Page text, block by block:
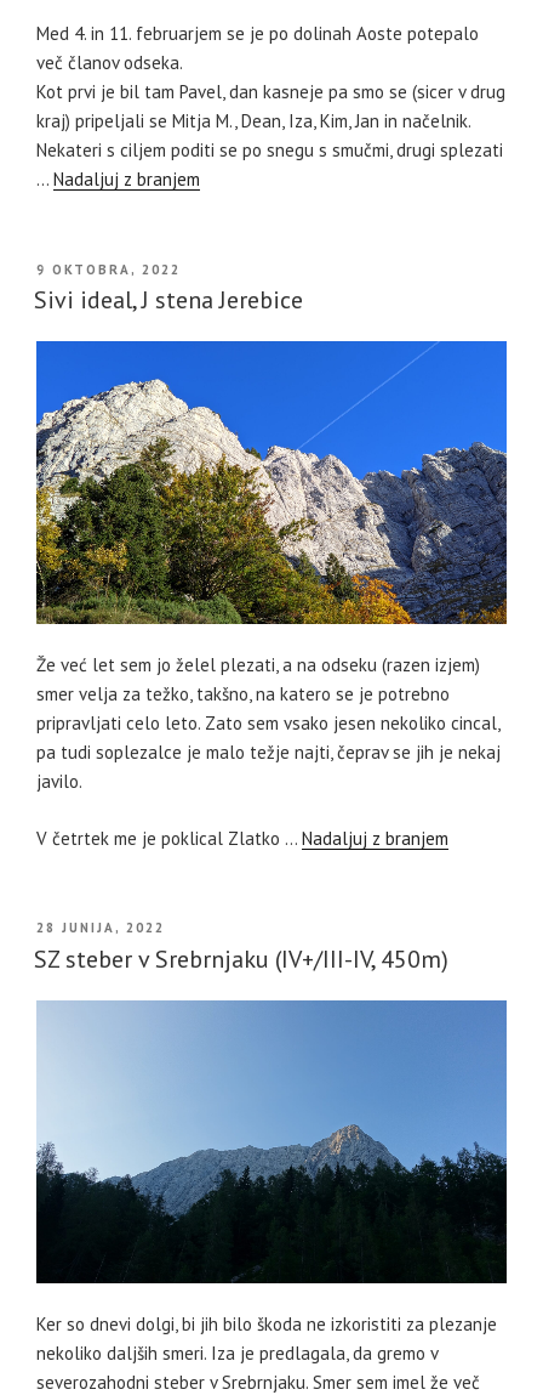
Med 4. in 11. februarjem se je po dolinah Aoste potepalo
več članov odseka.
Kot prvi je bil tam Pavel, dan kasneje pa smo se (sicer v drug
kraj) pripeljali se Mitja M., Dean, Iza, Kim, Jan in načelnik.
Nekateri s ciljem poditi se po snegu s smučmi, drugi splezati
… Nadaljuj z branjem
OBJAVLJENO
DNE
9 OKTOBRA, 2022
Sivi ideal, J stena Jerebice
Že već let sem jo želel plezati, a na odseku (razen izjem)
smer velja za težko, takšno, na katero se je potrebno
pripravljati celo leto. Zato sem vsako jesen nekoliko cincal,
pa tudi soplezalce je malo težje najti, čeprav se jih je nekaj
javilo.
V četrtek me je poklical Zlatko … Nadaljuj z branjem
OBJAVLJENO
DNE
28 JUNIJA, 2022
SZ steber v Srebrnjaku (IV+/III-IV, 450m)
Ker so dnevi dolgi, bi jih bilo škoda ne izkoristiti za plezanje
nekoliko daljših smeri. Iza je predlagala, da gremo v
severozahodni steber v Srebrnjaku. Smer sem imel že več